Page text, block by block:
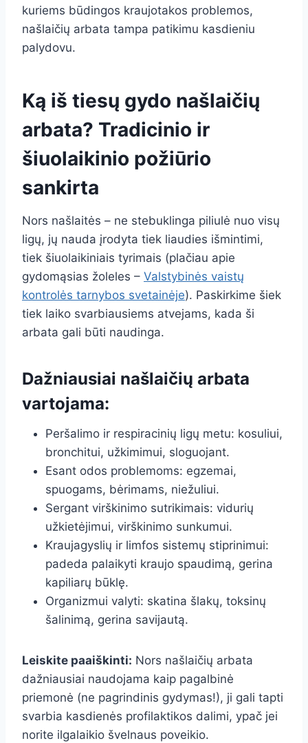
kuriems būdingos kraujotakos problemos,
našlaičių arbata tampa patikimu kasdieniu
palydovu.
Ką iš tiesų gydo našlaičių
arbata? Tradicinio ir
šiuolaikinio požiūrio
sankirta
Nors našlaitės – ne stebuklinga piliulė nuo visų
ligų, jų nauda įrodyta tiek liaudies išmintimi,
tiek šiuolaikiniais tyrimais (plačiau apie
gydomąsias žoleles – Valstybinės vaistų
kontrolės tarnybos svetainėje). Paskirkime šiek
tiek laiko svarbiausiems atvejams, kada ši
arbata gali būti naudinga.
Dažniausiai našlaičių arbata
vartojama:
Peršalimo ir respiracinių ligų metu: kosuliui,
bronchitui, užkimimui, sloguojant.
Esant odos problemoms: egzemai,
spuogams, bėrimams, niežuliui.
Sergant virškinimo sutrikimais: vidurių
užkietėjimui, virškinimo sunkumui.
Kraujagyslių ir limfos sistemų stiprinimui:
padeda palaikyti kraujo spaudimą, gerina
kapiliarų būklę.
Organizmui valyti: skatina šlakų, toksinų
šalinimą, gerina savijautą.
Leiskite paaiškinti: Nors našlaičių arbata
dažniausiai naudojama kaip pagalbinė
priemonė (ne pagrindinis gydymas!), ji gali tapti
svarbia kasdienės profilaktikos dalimi, ypač jei
norite ilgalaikio švelnaus poveikio.